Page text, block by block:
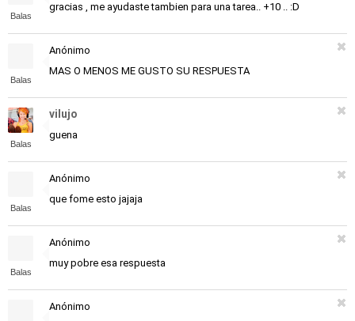
Balas
gracias , me ayudaste tambien para una tarea.. +10 .. :D
Balas
Anónimo
MAS O MENOS ME GUSTO SU RESPUESTA
Balas
vilujo
guena
Balas
Anónimo
que fome esto jajaja
Balas
Anónimo
muy pobre esa respuesta
Anónimo